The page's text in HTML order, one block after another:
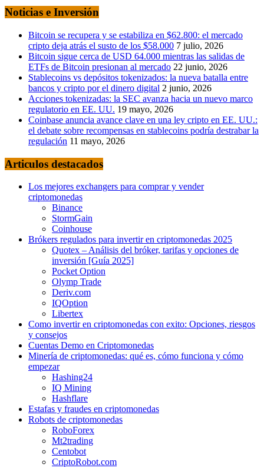
Noticias e Inversión
Bitcoin se recupera y se estabiliza en $62.800: el mercado
cripto deja atrás el susto de los $58.000 7 julio, 2026
Bitcoin sigue cerca de USD 64.000 mientras las salidas de
ETFs de Bitcoin presionan al mercado 22 junio, 2026
Stablecoins vs depósitos tokenizados: la nueva batalla entre
bancos y cripto por el dinero digital 2 junio, 2026
Acciones tokenizadas: la SEC avanza hacia un nuevo marco
regulatorio en EE. UU. 19 mayo, 2026
Coinbase anuncia avance clave en una ley cripto en EE. UU.:
el debate sobre recompensas en stablecoins podría destrabar la
regulación 11 mayo, 2026
Articulos destacados
Los mejores exchangers para comprar y vender
criptomonedas
Binance
StormGain
Coinhouse
Brókers regulados para invertir en criptomonedas 2025
Quotex – Análisis del bróker, tarifas y opciones de
inversión [Guía 2025]
Pocket Option
Olymp Trade
Deriv.com
IQOption
Libertex
Como invertir en criptomonedas con exito: Opciones, riesgos
y consejos
Cuentas Demo en Criptomonedas
Minería de criptomonedas: qué es, cómo funciona y cómo
empezar
Hashing24
IQ Mining
Hashflare
Estafas y fraudes en criptomonedas
Robots de criptomonedas
RoboForex
Mt2trading
Centobot
CriptoRobot.com